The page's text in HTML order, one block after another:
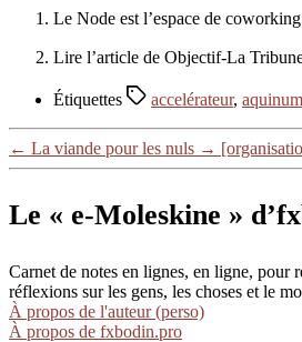
Le Node est l’espace de
Lire l’article de Objectif-La
Étiquettes accelérateur, aquinum
← La viande pour les nuls →
Le « e-Moleskine »
Carnet de notes en lignes, en ligne,
réflexions sur les gens, les choses et le
À propos de l'auteur (perso)
À propos de fxbodin.pro